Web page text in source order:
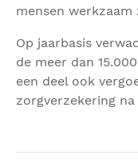
mensen
Op jaarbasis
de meer dan
een deel ook
zorgverzekering